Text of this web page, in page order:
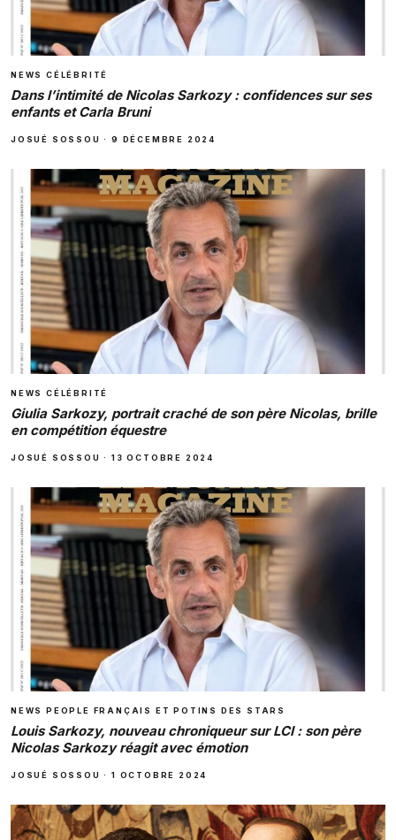
NEWS CÉLÉBRITÉ
Dans l’intimité de Nicolas Sarkozy : confidences sur ses
enfants et Carla Bruni
JOSUÉ SOSSOU ·9 DÉCEMBRE 2024
NEWS CÉLÉBRITÉ
Giulia Sarkozy, portrait craché de son père Nicolas, brille
en compétition équestre
JOSUÉ SOSSOU ·13 OCTOBRE 2024
NEWS PEOPLE FRANÇAIS ET POTINS DES STARS
Louis Sarkozy, nouveau chroniqueur sur LCI : son père
Nicolas Sarkozy réagit avec émotion
JOSUÉ SOSSOU ·1 OCTOBRE 2024